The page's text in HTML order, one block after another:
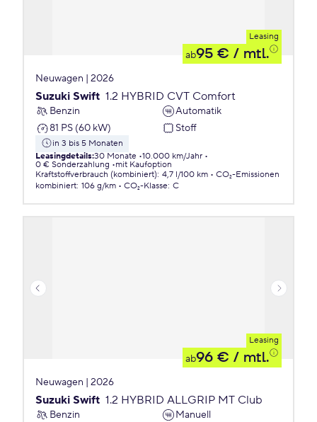
Leasing
ab95 € / mtl.
Neuwagen | 2026
Suzuki Swift 1.2 HYBRID CVT Comfort
Benzin
Automatik
81 PS (60 kW)
Stoff
in 3 bis 5 Monaten
Leasingdetails:30 Monate 10.000 km/Jahr
0 € Sonderzahlung
mit Kaufoption
Kraftstoffverbrauch (kombiniert): 4,7 l/100 km
CO₂-Emissionen
kombiniert: 106 g/km CO₂-Klasse: C
Leasing
ab96 € / mtl.
Neuwagen | 2026
Suzuki Swift 1.2 HYBRID ALLGRIP MT Club
Benzin
Manuell